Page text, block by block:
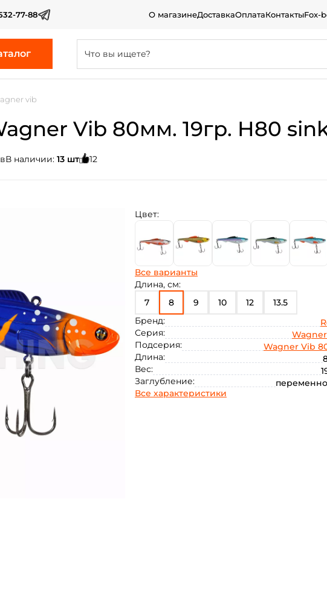
77-88 О магазинеДоставкаОплатаКонтактыFox-
vib
Vib 80мм. 19гр. H80
В наличии: 13 шт 12
Цвет:
Все варианты
Длина, см:
7
8 9 10 12
13.5
Бренд:
Серия:
Подсерия:
Wagner Vib
Длина:
Вес:
Заглубление:
Все характеристики